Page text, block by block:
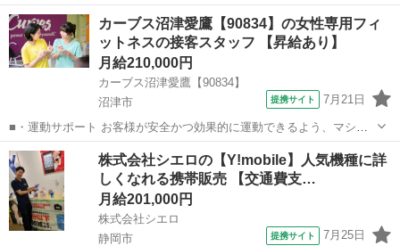
の使い方をアドバイスします。運動が初めての方や苦手な方がほとん
どなので、難しい指導はありません。「今日はこの動きを意識しまし
ょう！」といったお声がけをしながら、...
静岡 浜松市 その他
カーブス沼津愛鷹【90834】の女性専用フィ
ットネスの接客スタッフ 【昇給あり】
月給210,000円
カーブス沼津愛鷹【90834】
沼津市
提携サイト 7月21日
■・運動サポート お客様が安全かつ効果的に運動できるよう、マシン
の使い方をアドバイスします。運動が初めての方や苦手な方がほとん
どなので、難しい指導はありません。「今日はこの動きを意識しまし
ょう！」といったお声がけをしながら、...
静岡 沼津市 その他
株式会社シエロの【Y!mobile】人気機種に詳
しくなれる携帯販売 【交通費支…
月給201,000円
株式会社シエロ
静岡市
提携サイト 7月25日